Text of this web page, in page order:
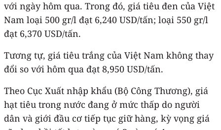
với ngày hôm qua. Trong đó, giá tiêu đen của Việt
Nam loại 500 gr/l đạt 6,240 USD/tấn; loại 550 gr/l
đạt 6,370 USD/tấn.
Tương tự, giá tiêu trắng của Việt Nam không thay
đổi so với hôm qua đạt 8,950 USD/tấn.
Theo Cục Xuất nhập khẩu (Bộ Công Thương), giá
hạt tiêu trong nước đang ở mức thấp do người
dân và giới đầu cơ tiếp tục giữ hàng, kỳ vọng giá